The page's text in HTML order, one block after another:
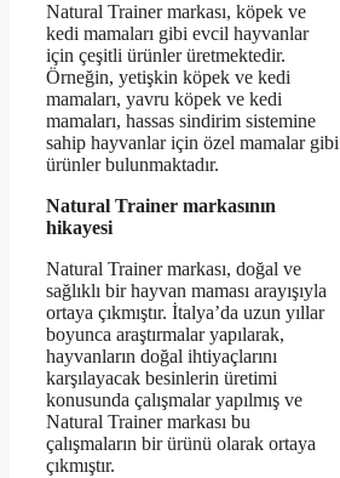
Natural Trainer markası, köpek ve
kedi mamaları gibi evcil hayvanlar
için çeşitli ürünler üretmektedir.
Örneğin, yetişkin köpek ve kedi
mamaları, yavru köpek ve kedi
mamaları, hassas sindirim sistemine
sahip hayvanlar için özel mamalar gibi
ürünler bulunmaktadır.
Natural Trainer markasının
hikayesi
Natural Trainer markası, doğal ve
sağlıklı bir hayvan maması arayışıyla
ortaya çıkmıştır. İtalya’da uzun yıllar
boyunca araştırmalar yapılarak,
hayvanların doğal ihtiyaçlarını
karşılayacak besinlerin üretimi
konusunda çalışmalar yapılmış ve
Natural Trainer markası bu
çalışmaların bir ürünü olarak ortaya
çıkmıştır.